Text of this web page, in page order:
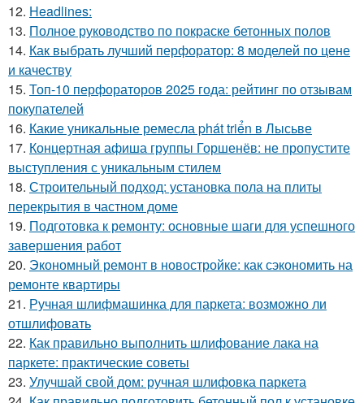
12. Headlines:
13. Полное руководство по покраске бетонных полов
14. Как выбрать лучший перфоратор: 8 моделей по цене
и качеству
15. Топ-10 перфораторов 2025 года: рейтинг по отзывам
покупателей
16. Какие уникальные ремесла phát triển в Лысьве
17. Концертная афиша группы Горшенёв: не пропустите
выступления с уникальным стилем
18. Строительный подход: установка пола на плиты
перекрытия в частном доме
19. Подготовка к ремонту: основные шаги для успешного
завершения работ
20. Экономный ремонт в новостройке: как сэкономить на
ремонте квартиры
21. Ручная шлифмашинка для паркета: возможно ли
отшлифовать
22. Как правильно выполнить шлифование лака на
паркете: практические советы
23. Улучшай свой дом: ручная шлифовка паркета